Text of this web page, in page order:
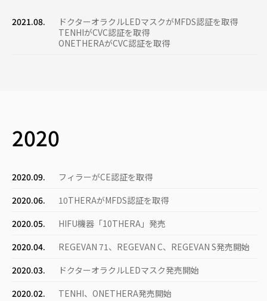
2021.08.
ドクターオラクルLEDマスクがMFDS認証を取得
TENHIがCVC認証を取得
ONETHERAがCVC認証を取得
2020
2020.09.
フィラーがCE認証を取得
2020.06.
10THERAがMFDS認証を取得
2020.05.
HIFU機器「10THERA」発売
2020.04.
REGEVAN 71、REGEVAN C、REGEVAN S発売開始
2020.03.
ドクターオラクルLEDマスク発売開始
2020.02.
TENHI、ONETHERA発売開始